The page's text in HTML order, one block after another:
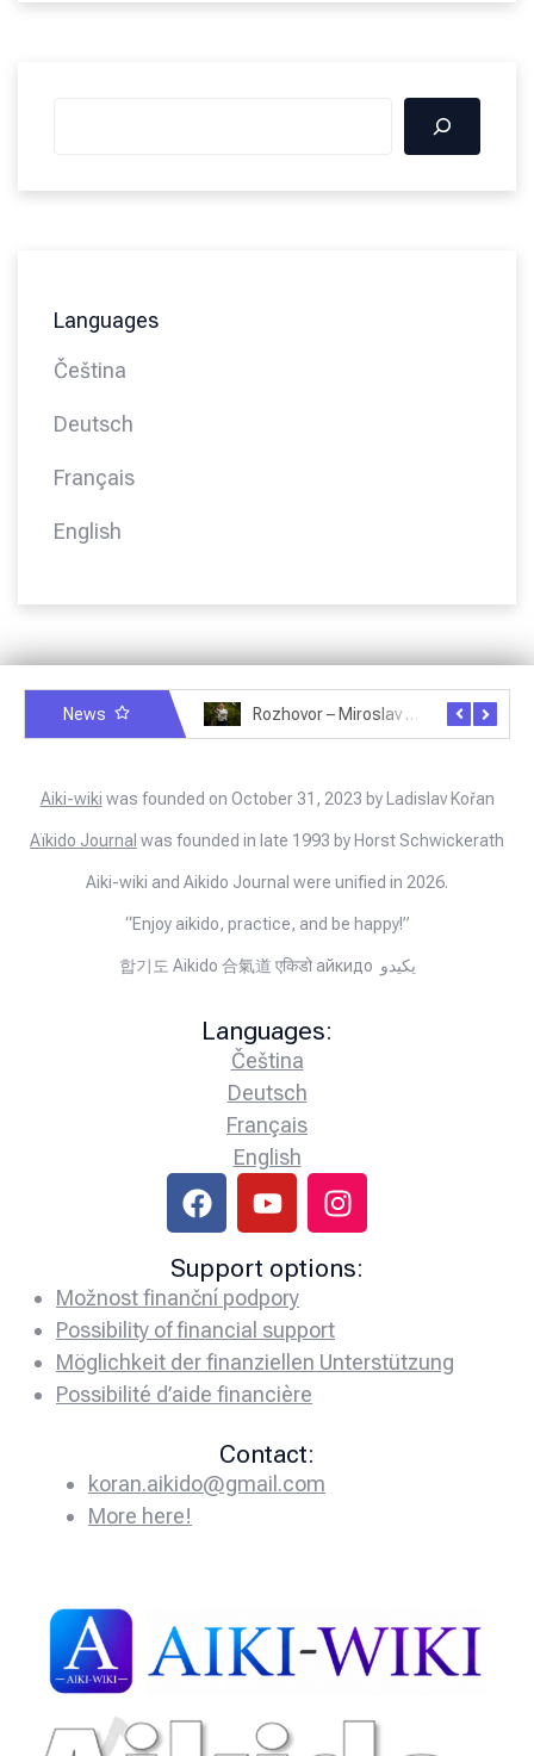
Languages
Čeština
Deutsch
Français
English
News Rozhovor – Miroslav Šmíd – 22.3.2025
Aiki-wiki was founded on October 31, 2023 by Ladislav Kořan
Aïkido Journal was founded in late 1993 by Horst Schwickerath
Aiki-wiki and Aikido Journal were unified in 2026.
“Enjoy aikido, practice, and be happy!”
합기도 Aikido 合氣道 एकिडो айкидо يكيدو
Languages:
Čeština
Deutsch
Français
English
Support options:
Možnost finanční podpory
Possibility of financial support
Möglichkeit der finanziellen Unterstützung
Possibilité d’aide financière
Contact:
koran.aikido@gmail.com
More here!